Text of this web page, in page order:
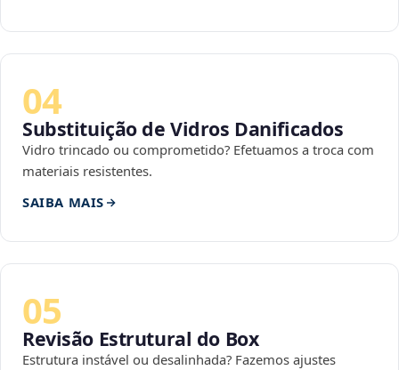
04
Substituição de Vidros Danificados
Vidro trincado ou comprometido? Efetuamos a troca com
materiais resistentes.
SAIBA MAIS
05
Revisão Estrutural do Box
Estrutura instável ou desalinhada? Fazemos ajustes